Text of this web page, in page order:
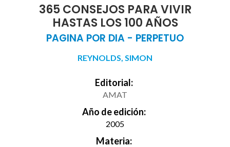
365 CONSEJOS PARA VIVIR
HASTAS LOS 100 AÑOS
PAGINA POR DIA - PERPETUO
REYNOLDS, SIMON
Editorial:
AMAT
Año de edición:
2005
Materia: